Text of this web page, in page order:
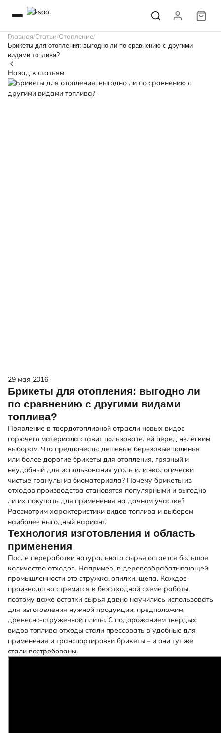
Главная Статьи Отопление
Брикеты для отопления: выгодно ли по сравнению с другими
видами топлива?
Назад к статьям
29 мая 2016
Брикеты для отопления: выгодно ли
по сравнению с другими видами
топлива?
Появление в твердотопливной отрасли новых видов
горючего материала ставит пользователей перед нелегким
выбором. Что предпочесть: дешевые березовые поленья
или более дорогие брикеты для отопления, грязный и
неудобный для использования уголь или экологически
чистые гранулы из биоматериала? Почему брикеты из
отходов производства становятся популярными и выгодно
ли их покупать для применения на дачном участке?
Рассмотрим характеристики видов топлива и выберем
наиболее выгодный вариант.
Технология изготовления и область
применения
После переработки натурального сырья остается большое
количество отходов. Например, в деревообрабатывающей
промышленности это стружка, опилки, щепа. Каждое
производство стремится к безотходной схеме работы,
поэтому даже остатки сырья давно научились использовать
для изготовления нужной продукции, предположим,
древесно-стружечной плиты. С подорожанием твердых
видов топлива отходы стали прессовать в удобные для
применения и транспортировки брикеты – и они тут же
стали востребованы.